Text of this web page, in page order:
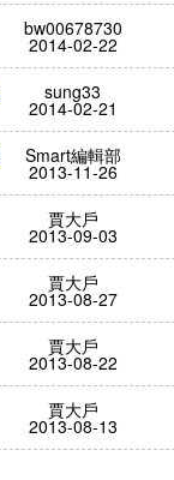
bw00678730
2014-02-22
sung33
2014-02-21
Smart編輯部
2013-11-26
賈大戶
2013-09-03
賈大戶
2013-08-27
賈大戶
2013-08-22
賈大戶
2013-08-13